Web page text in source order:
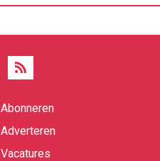
Abonneren
Adverteren
Vacatures